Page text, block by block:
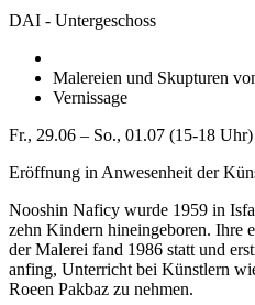
DAI - Untergeschoss
Malereien und Skupturen
Vernissage
Fr., 29.06 – So., 01.07 (15-18 Uhr)
Eröffnung in Anwesenheit der
Nooshin Naficy wurde 1959 in
zehn Kindern hineingeboren. Ihre
der Malerei fand 1986 statt und
anfing, Unterricht bei Künstlern
Roeen Pakbaz zu nehmen.